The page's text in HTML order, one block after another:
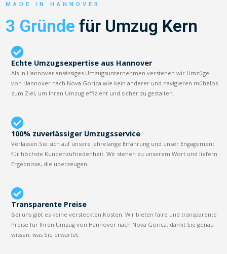
MADE IN HANNOVER
3 Gründe für Umzug Kern
Echte Umzugsexpertise aus Hannover
Als in Hannover ansässiges Umzugsunternehmen verstehen wir Umzüge
von Hannover nach Nova Gorica wie kein anderer und navigieren mühelos
zum Ziel, um Ihren Umzug effizient und sicher zu gestalten.
100% zuverlässiger Umzugsservice
Verlassen Sie sich auf unsere jahrelange Erfahrung und unser Engagement
für höchste Kundenzufriedenheit. Wir stehen zu unserem Wort und liefern
Ergebnisse, die überzeugen.
Transparente Preise
Bei uns gibt es keine versteckten Kosten. Wir bieten faire und transparente
Preise für Ihren Umzug von Hannover nach Nova Gorica, damit Sie genau
wissen, was Sie erwartet.